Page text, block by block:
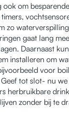
ook om
zo
gaat lang
Daarnaast
installeren om
voor
tot slot- nu
herbruikbare
zonder bij te